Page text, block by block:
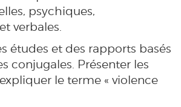
psychiques,
verbales.
études et des rapports basés
conjugales. Présenter les
le terme « violence